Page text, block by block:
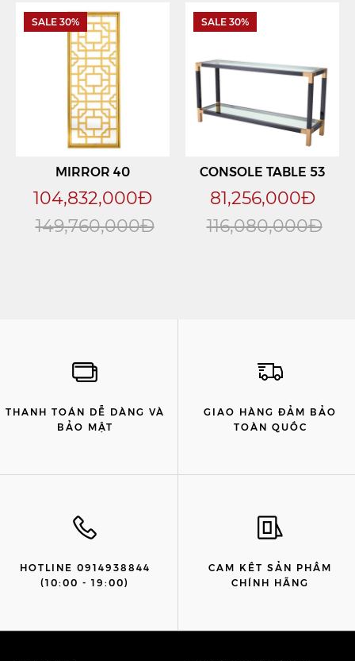
SALE 30%
MIRROR 40
104,832,000Đ
149,760,000Đ
SALE 30%
CONSOLE TABLE 53
81,256,000Đ
116,080,000Đ
THANH TOÁN DỄ DÀNG VÀ
BẢO MẬT
GIAO HÀNG ĐẢM BẢO
TOÀN QUỐC
HOTLINE 0914938844
(10:00 - 19:00)
CAM KẾT SẢN PHẨM
CHÍNH HÃNG